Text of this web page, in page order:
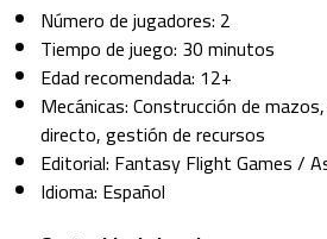
Número de jugadores: 2
Tiempo de juego: 30 minutos
Edad recomendada: 12+
Mecánicas: Construcción de
directo, gestión de recursos
Editorial: Fantasy Flight Games /
Idioma: Español